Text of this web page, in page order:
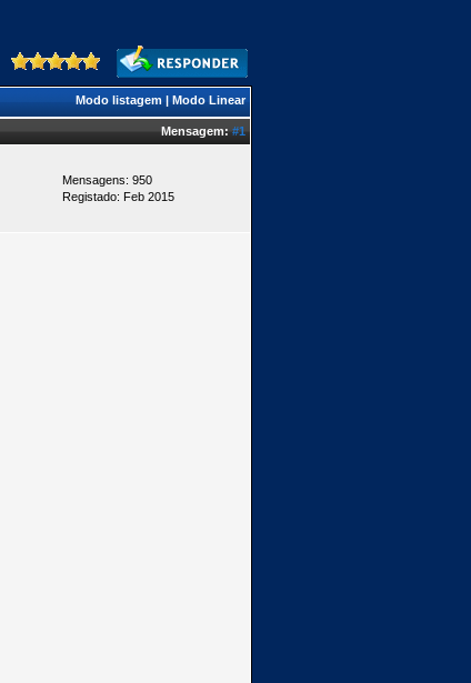
Modo listagem | Modo Linear
Mensagem:#1
Mensagens: 950
Registado: Feb 2015